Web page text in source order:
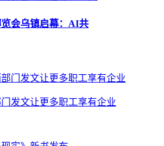
会乌镇启幕：AI共
发文让更多职工享有企业